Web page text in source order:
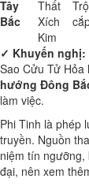
Tây
Bắc
Thất
Xích
Kim
✓ Khuyến nghị:
Sao Cửu Tử Hỏa
hướng Đông
làm việc.
Phi Tinh là phép
truyền. Nguồn
niệm tín ngưỡng,
đại, nên xem